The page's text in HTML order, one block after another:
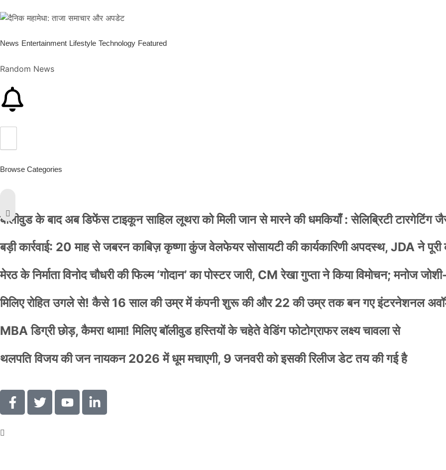
News Entertainment Lifestyle Technology Featured
Random News
Browse Categories
बॉलीवुड के बाद अब डिफेंस टाइकून साहिल लूथरा को मिली जान से मारने की धमकियाँ : सेलिब्रिटी टारगेटिंग
बड़ी कार्रवाई: 20 माह से जबरन काबिज़ कृष्णा कुंज वेलफेयर सोसायटी की कार्यकारिणी अपदस्थ, JDA ने पूरी
मेरठ के निर्माता विनोद चौधरी की फिल्म ‘गोदान’ का पोस्टर जारी, CM रेखा गुप्ता ने किया विमोचन; मनोज
मिलिए रोहित उगले से! कैसे 16 साल की उम्र में कंपनी शुरू की और 22 की उम्र तक बन गए इंटरनेशनल
MBA डिग्री छोड़, कैमरा थामा! मिलिए बॉलीवुड हस्तियों के चहेते वेडिंग फोटोग्राफर लक्ष्य चावला से
थलपति विजय की जन नायकन 2026 में धूम मचाएगी, 9 जनवरी को इसकी रिलीज डेट तय की गई है